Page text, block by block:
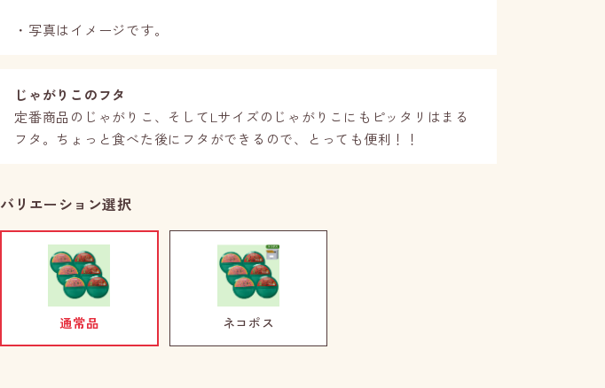
・写真はイメージです。
じゃがりこのフタ
定番商品のじゃがりこ、そしてLサイズのじゃがりこにもピッタリはまる
フタ。ちょっと食べた後にフタができるので、とっても便利！！
バリエーション選択
通常品 ネコポス